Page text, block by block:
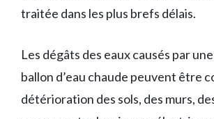
traitée dans les plus brefs délais.
Les dégâts des eaux causés par
ballon d’eau chaude peuvent être
détérioration des sols, des murs,